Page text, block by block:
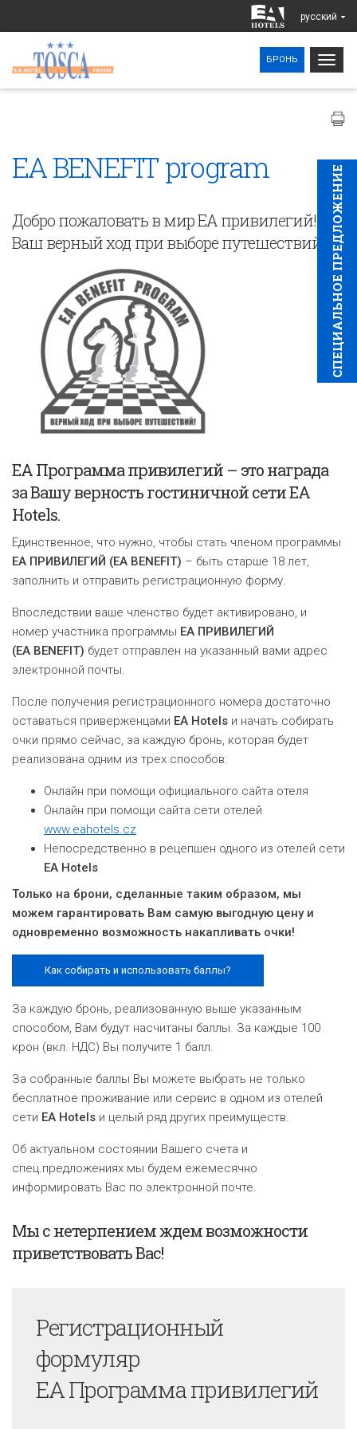
pусский
БРОНЬ
CПЕЦИAЛЬНОЕ ПРЕДЛОЖЕНИЕ
EA BENEFIT program
Добро пожаловать в мир EA привилегий!
Ваш верный ход при выборе путешествий!
EA Программа привилегий – это награда
за Вашу верность гостиничной сети EA
Hotels.
Единственное, что нужно, чтобы стать членом программы
ЕА ПРИВИЛЕГИЙ (EA BENEFIT) – быть старше 18 лет,
заполнить и отправить регистрационную форму.
Впоследствии ваше членство будет активировано, и
номер участника программы EA ПРИВИЛЕГИЙ
(EA BENEFIT) будет отправлен на указанный вами адрес
электронной почты.
После получения регистрационного номера достаточно
оставаться приверженцами EA Hotels и начать собирать
очки прямо сейчас, за каждую бронь, которая будет
реализована одним из трех способов:
Онлайн при помощи официального сайта отеля
Онлайн при помощи сайта сети отелей
www.eahotels.cz
Hепосредственно в рецепшен одного из отелей сети
EA Hotels
Только на брони, сделанные таким образом, мы
можем гарантировать Вам самую выгодную цену и
одновременно возможность накапливать очки!
Как собирать и использовать баллы?
За каждую бронь, реализованную выше указанным
способом, Вам будут насчитаны баллы. За каждые 100
крон (вкл. НДС) Вы получите 1 балл.
За собранные баллы Вы можете выбрать не только
бесплатное проживание или сервис в одном из отелей
сети EA Hotels и целый ряд других преимуществ.
Об актуальном состоянии Вашего счета и
спец.предложениях мы будем ежемесячно
информировать Вас по электронной почте.
Мы с нетерпением ждем возможности
приветствовать Вас!
Регистрационный
формуляр
EA Программа привилегий